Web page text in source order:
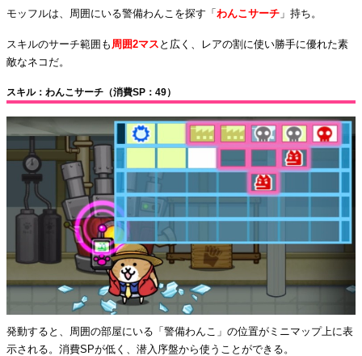
モッフルは、周囲にいる警備わんこを探す「わんこサーチ 」持ち。
スキルのサーチ範囲も 周囲2マス と広く、レアの割に使い勝手に優れた素
敵なネコだ。
スキル：わんこサーチ（消費SP：49）
発動すると、周囲の部屋にいる「警備わんこ」の位置がミニマップ上に表
示される。消費SPが低く、潜入序盤から使うことができる。